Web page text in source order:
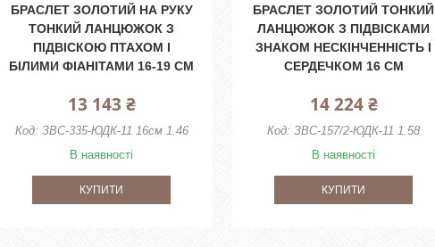
БРАСЛЕТ ЗОЛОТИЙ НА РУКУ
ТОНКИЙ ЛАНЦЮЖОК З
ПІДВІСКОЮ ПТАХОМ І
БІЛИМИ ФІАНІТАМИ 16-19 СМ
13 143 ₴
ЗВС-335-ЮДК-11 16см 1.46
В наявності
КУПИТИ
БРАСЛЕТ ЗОЛОТИЙ ТОНКИЙ
ЛАНЦЮЖОК З ПІДВІСКАМИ
ЗНАКОМ НЕСКІНЧЕННІСТЬ І
СЕРДЕЧКОМ 16 СМ
14 224 ₴
ЗВС-157/2-ЮДК-11 1.58
В наявності
КУПИТИ